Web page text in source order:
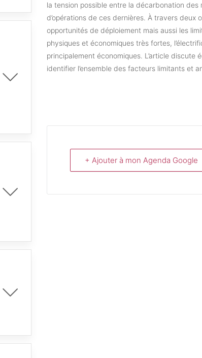
la tension possible entre la décarbonation
d’opérations de ces dernières. À travers deux
opportunités de déploiement mais aussi les
physiques et économiques très fortes,
principalement économiques. L’article discute
identifier l’ensemble des facteurs limitants et
+ Ajouter à mon Agenda Google